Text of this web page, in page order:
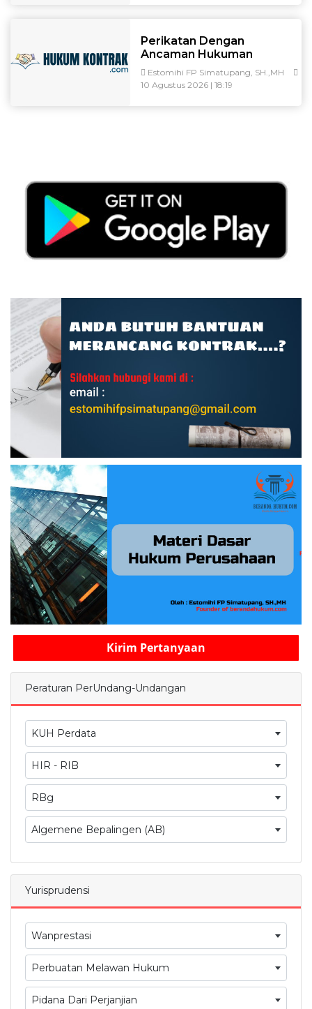
Perikatan Dengan
Ancaman Hukuman
Estomihi FP Simatupang, SH.,MH
10 Agustus 2026 | 18:19
Kirim Pertanyaan
Peraturan PerUndang-Undangan
KUH Perdata
HIR - RIB
RBg
Algemene Bepalingen (AB)
Yurisprudensi
Wanprestasi
Perbuatan Melawan Hukum
Pidana Dari Perjanjian